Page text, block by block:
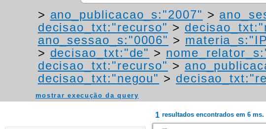
> ano_publicacao_s:"2007" >
decisao_txt:"recurso" >
ano_sessao_s:"0006" >
> decisao_txt:"de" >
decisao_txt:"recurso" >
decisao_txt:"negou" >
mostrar execução da query
1 resultados encontrados em 6 ms.